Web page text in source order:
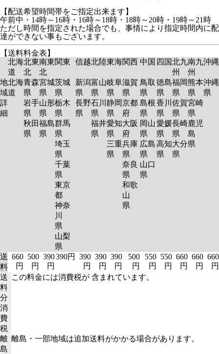
【配送希望時間帯をご指定出来ます】
午前中・14時～16時・16時～18時・18時～20時・19時～21時
ただし時間を指定された場合でも、事情により指定時間内に配
達ができない事もございます。
【送料料金表】
北海
道
北東
北
南東
北
関東 信越北陸東海関西 中国 四国北九
州
南九
州
沖縄
地
域
詳
細
北海
道
青森
県
岩手
県
秋田
県
宮城
県
山形
県
福島
県
茨城
県
栃木
県
群馬
県
埼玉
県
千葉
県
東京
都
神奈
川
県
山梨
県
新潟
県
長野
県
富山
県
石川
県
福井
県
岐阜
県
静岡
県
愛知
県
三重
県
滋賀
県
京都
府
大阪
府
兵庫
県
奈良
県
和歌
山
県
鳥取
県
島根
県
岡山
県
広島
県
山口
県
徳島
県
香川
県
愛媛
県
高知
県
福岡
県
佐賀
県
長崎
県
大分
県
熊本
県
宮崎
県
鹿児
島
県
沖縄
県
送
料
660
円
500
円
390
円
390円
390
円
390
円
390
円
500
円
550
円
550
円
660
円
660
円
660
円
送
料
分
消
費
税
この料金には消費税が 含まれています。
離
島
離島・一部地域は追加送料がかかる場合があります。